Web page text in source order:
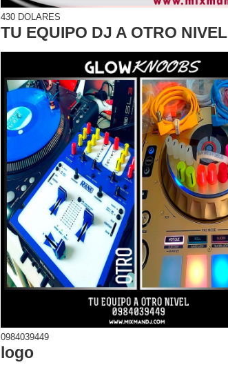
430 DOLARES
TU EQUIPO DJ A OTRO NIVEL
0984039449
logo